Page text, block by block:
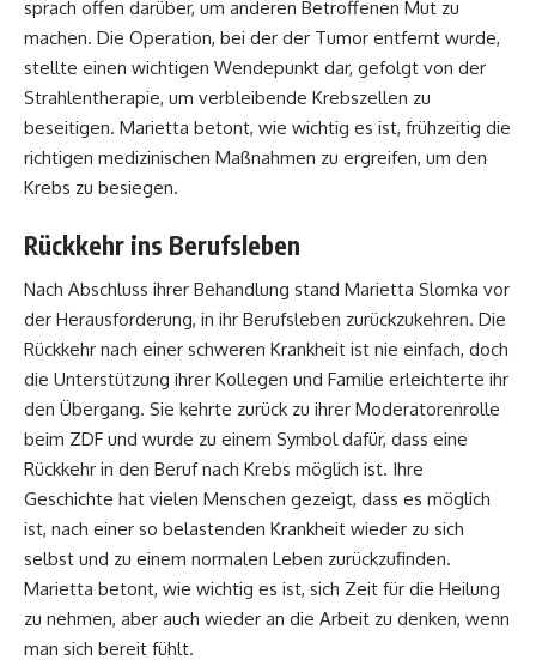
sprach offen darüber, um anderen Betroffenen Mut zu
machen. Die Operation, bei der der Tumor entfernt wurde,
stellte einen wichtigen Wendepunkt dar, gefolgt von der
Strahlentherapie, um verbleibende Krebszellen zu
beseitigen. Marietta betont, wie wichtig es ist, frühzeitig die
richtigen medizinischen Maßnahmen zu ergreifen, um den
Krebs zu besiegen.
Rückkehr ins Berufsleben
Nach Abschluss ihrer Behandlung stand Marietta Slomka vor
der Herausforderung, in ihr Berufsleben zurückzukehren. Die
Rückkehr nach einer schweren Krankheit ist nie einfach, doch
die Unterstützung ihrer Kollegen und Familie erleichterte ihr
den Übergang. Sie kehrte zurück zu ihrer Moderatorenrolle
beim ZDF und wurde zu einem Symbol dafür, dass eine
Rückkehr in den Beruf nach Krebs möglich ist. Ihre
Geschichte hat vielen Menschen gezeigt, dass es möglich
ist, nach einer so belastenden Krankheit wieder zu sich
selbst und zu einem normalen Leben zurückzufinden.
Marietta betont, wie wichtig es ist, sich Zeit für die Heilung
zu nehmen, aber auch wieder an die Arbeit zu denken, wenn
man sich bereit fühlt.